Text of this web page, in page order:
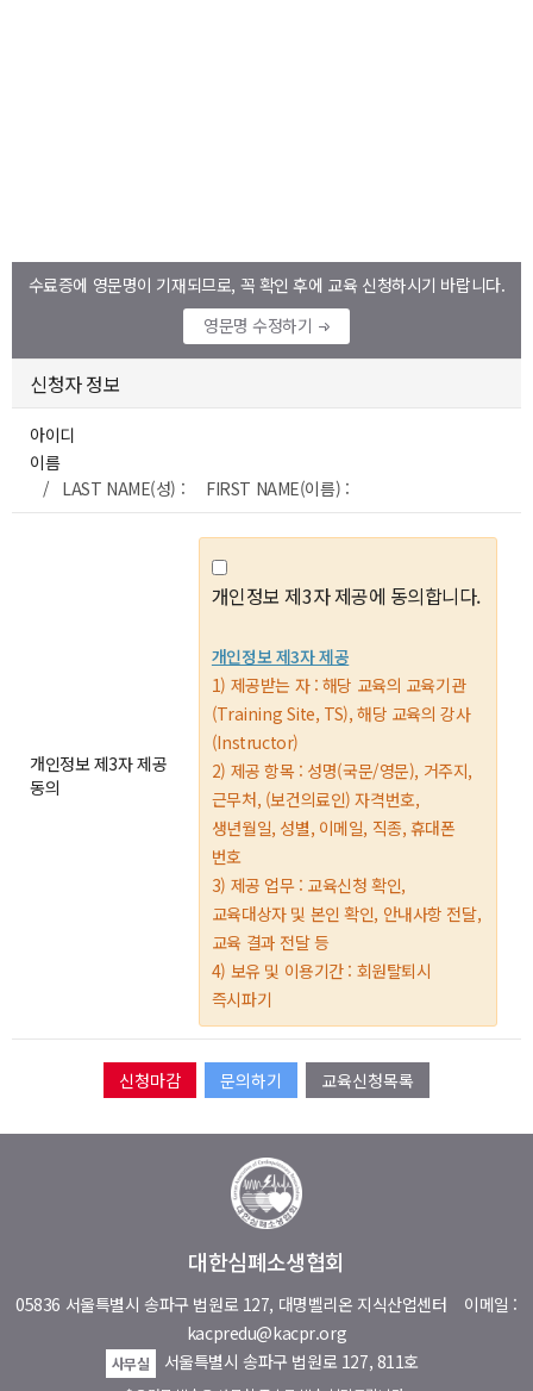
수료증에 영문명이 기재되므로, 꼭 확인 후에 교육 신청하시기 바랍니다.
영문명 수정하기
신청자 정보
아이디
이름
/ LAST NAME(성) : FIRST NAME(이름) :
개인정보 제3자 제공
동의
개인정보 제3자 제공에 동의합니다.
개인정보 제3자 제공
1) 제공받는 자 : 해당 교육의 교육기관
(Training Site, TS), 해당 교육의 강사
(Instructor)
2) 제공 항목 : 성명(국문/영문), 거주지,
근무처, (보건의료인) 자격번호,
생년월일, 성별, 이메일, 직종, 휴대폰
번호
3) 제공 업무 : 교육신청 확인,
교육대상자 및 본인 확인, 안내사항 전달,
교육 결과 전달 등
4) 보유 및 이용기간 : 회원탈퇴시
즉시파기
문의하기 교육신청목록
대한심폐소생협회
05836 서울특별시 송파구 법원로 127, 대명벨리온 지식산업센터 이메일 :
kacpredu@kacpr.org
사무실 서울특별시 송파구 법원로 127, 811호